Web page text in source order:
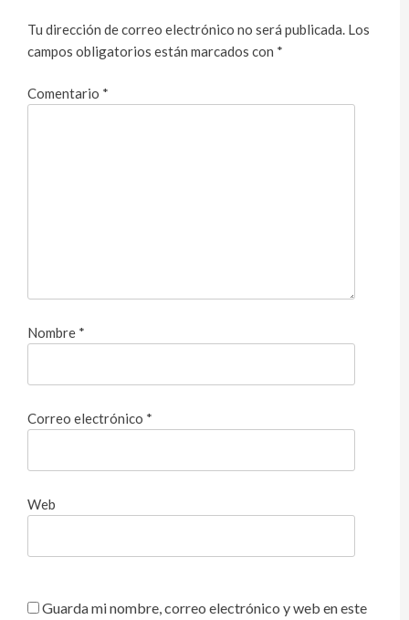
Tu dirección de correo electrónico no será publicada. Los
campos obligatorios están marcados con *
Comentario *
Nombre *
Correo electrónico *
Web
Guarda mi nombre, correo electrónico y web en este